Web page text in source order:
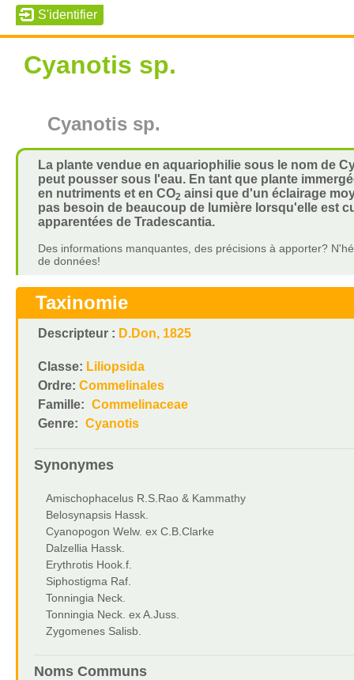
Cyanotis sp.
Cyanotis sp.
La plante vendue en aquariophilie sous le nom de
peut pousser sous l'eau. En tant que plante
en nutriments et en CO2 ainsi que d'un éclairage
pas besoin de beaucoup de lumière lorsqu'elle est
apparentées de Tradescantia.
Des informations manquantes, des précisions à apporter?
de données!
Taxinomie
Descripteur : D.Don, 1825
Classe: Liliopsida
Ordre: Commelinales
Famille: Commelinaceae
Genre: Cyanotis
Synonymes
Amischophacelus R.S.Rao & Kammathy
Belosynapsis Hassk.
Cyanopogon Welw. ex C.B.Clarke
Dalzellia Hassk.
Erythrotis Hook.f.
Siphostigma Raf.
Tonningia Neck.
Tonningia Neck. ex A.Juss.
Zygomenes Salisb.
Noms Communs